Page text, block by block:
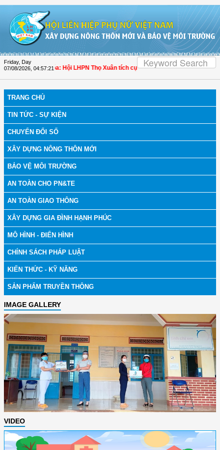
Friday, Day
07/08/2026 04:57:22
| Thanh Hóa: Hội LHPN Thọ Xuân tích cực góp phần nâng cao tỷ lệ người
TRANG CHỦ
TIN TỨC - SỰ KIỆN
CHUYỂN ĐỔI SỐ
XÂY DỰNG NÔNG THÔN MỚI
BẢO VỆ MÔI TRƯỜNG
AN TOÀN CHO PN&TE
AN TOÀN GIAO THÔNG
XÂY DỰNG GIA ĐÌNH HẠNH PHÚC
MÔ HÌNH - ĐIỂN HÌNH
CHÍNH SÁCH PHÁP LUẬT
KIẾN THỨC - KỸ NĂNG
SẢN PHẨM TRUYỀN THÔNG
IMAGE GALLERY
VIDEO